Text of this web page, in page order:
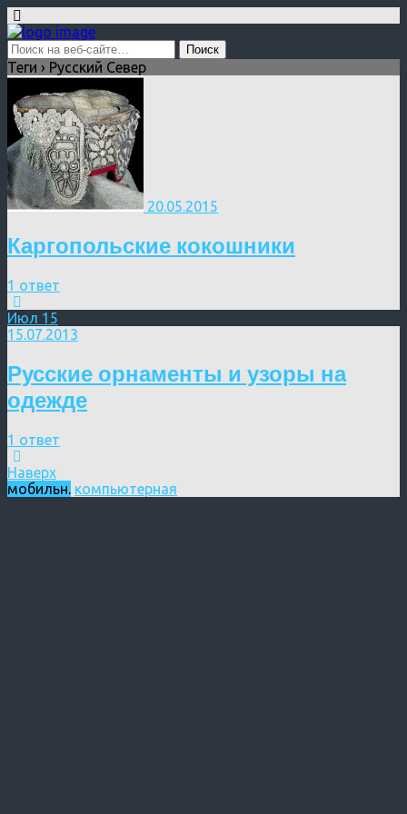
Теги › Русский Север
20.05.2015
Каргопольские кокошники
1 ответ
Июл 15
15.07.2013
Русские орнаменты и узоры на
одежде
1 ответ
Наверх
мобильн. компьютерная